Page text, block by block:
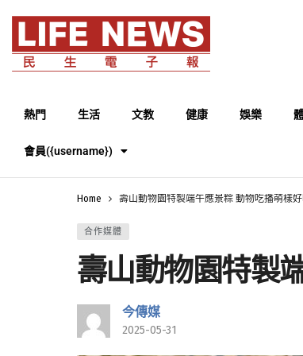
熱門 生活 文教 健康 娛樂
會員({username})
Home 壽山動物園特製端午應景粽 動物吃播萌樣
合作媒體
壽山動物園特製
今傳媒
2025-05-31